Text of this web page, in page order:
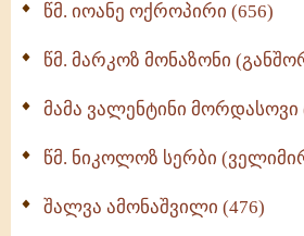
წმ. იოანე ოქროპირი (656)
წმ. მარკოზ მონაზონი
მამა ვალენტინი მორდასოვი
წმ. ნიკოლოზ სერბი
შალვა ამონაშვილი (476)